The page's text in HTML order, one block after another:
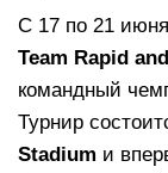
С 17 по 21 июня
Team Rapid
командный
Турнир
Stadium и